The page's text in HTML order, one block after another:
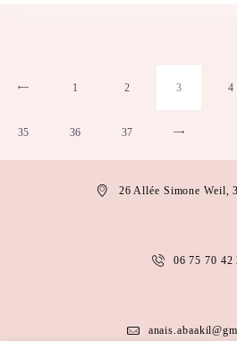
1 2 3 4
35 36 37
26 Allée Simone Weil,
06 75 70 42